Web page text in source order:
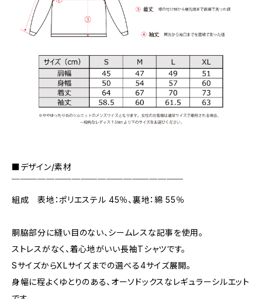
■デザイン/素材
組成 表地：ポリエステル 45％、裏地：綿 55％
胴脇部分に縫い目のない、シームレスな記事を使用。
ストレスがなく、着心地がいい長袖Tシャツです。
SサイズからXLサイズまでの選べる4サイズ展開。
身幅に程よくゆとりのある、オーソドックスなレギュラーシルエット